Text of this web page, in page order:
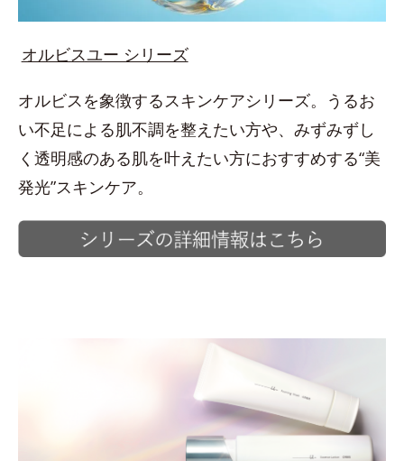
オルビスユー シリーズ
オルビスを象徴するスキンケアシリーズ。うるお
い不足による肌不調を整えたい方や、みずみずし
く透明感のある肌を叶えたい方におすすめする“美
発光”スキンケア。